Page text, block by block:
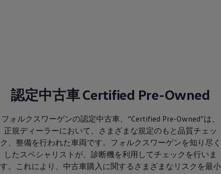
認定中古車 Certified Pre-Owned
フォルクスワーゲンの認定中古車、“Certified Pre-Owned”は、
正規ディーラーにおいて、さまざまな規定のもと品質チェッ
ク、整備を行われた車両です。フォルクスワーゲンを知り尽く
したスペシャリストが、診断機を利用してチェックを行いま
す。これにより、中古車購入に関するさまざまなリスクを最小